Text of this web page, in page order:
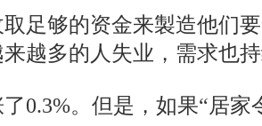
足够的资金来製造他们
越多的人失业，需求也持
0.3%。但是，如果“居